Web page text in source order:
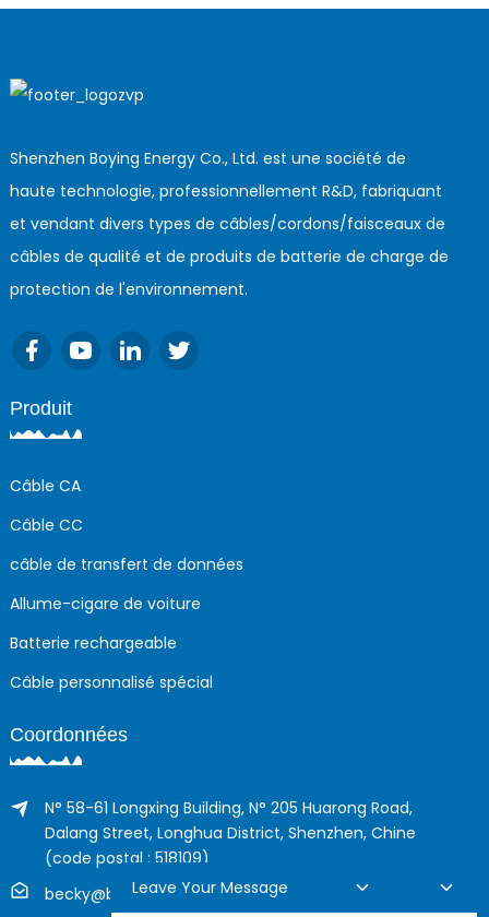
Shenzhen Boying Energy Co., Ltd. est une société de
haute technologie, professionnellement R&D, fabriquant
et vendant divers types de câbles/cordons/faisceaux de
câbles de qualité et de produits de batterie de charge de
protection de l'environnement.
Produit
Câble CA
Câble CC
câble de transfert de données
Allume-cigare de voiture
Batterie rechargeable
Câble personnalisé spécial
Coordonnées
N° 58-61 Longxing Building, N° 205 Huarong Road,
Dalang Street, Longhua District, Shenzhen, Chine
(code postal : 518109)
becky@boyingcable.com
Leave Your Message